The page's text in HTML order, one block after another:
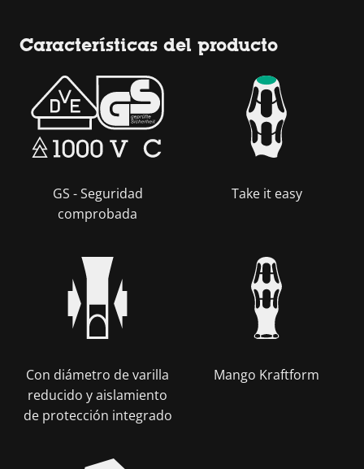
Características del producto
GS - Seguridad
comprobada
Take it easy
Con diámetro de varilla
reducido y aislamiento
de protección integrado
Mango Kraftform